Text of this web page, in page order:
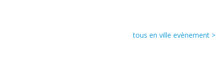
tous en ville evènement >